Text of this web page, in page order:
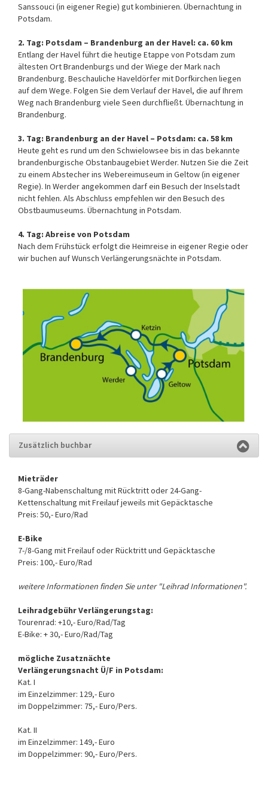
Sanssouci (in eigener Regie) gut kombinieren. Übernachtung in
Potsdam.
2. Tag: Potsdam – Brandenburg an der Havel: ca. 60 km
Entlang der Havel führt die heutige Etappe von Potsdam zum
ältesten Ort Brandenburgs und der Wiege der Mark nach
Brandenburg. Beschauliche Haveldörfer mit Dorfkirchen liegen
auf dem Wege. Folgen Sie dem Verlauf der Havel, die auf Ihrem
Weg nach Brandenburg viele Seen durchfließt. Übernachtung in
Brandenburg.
3. Tag: Brandenburg an der Havel – Potsdam: ca. 58 km
Heute geht es rund um den Schwielowsee bis in das bekannte
brandenburgische Obstanbaugebiet Werder. Nutzen Sie die Zeit
zu einem Abstecher ins Webereimuseum in Geltow (in eigener
Regie). In Werder angekommen darf ein Besuch der Inselstadt
nicht fehlen. Als Abschluss empfehlen wir den Besuch des
Obstbaumuseums. Übernachtung in Potsdam.
4. Tag: Abreise von Potsdam
Nach dem Frühstück erfolgt die Heimreise in eigener Regie oder
wir buchen auf Wunsch Verlängerungsnächte in Potsdam.
Zusätzlich buchbar
Mieträder
8-Gang-Nabenschaltung mit Rücktritt oder 24-Gang-
Kettenschaltung mit Freilauf jeweils mit Gepäcktasche
Preis: 50,- Euro/Rad
E-Bike
7-/8-Gang mit Freilauf oder Rücktritt und Gepäcktasche
Preis: 100,- Euro/Rad
weitere Informationen finden Sie unter "Leihrad Informationen".
Leihradgebühr Verlängerungstag:
Tourenrad: +10,- Euro/Rad/Tag
E-Bike: + 30,- Euro/Rad/Tag
mögliche Zusatznächte
Verlängerungsnacht Ü/F in Potsdam:
Kat. I
im Einzelzimmer: 129,- Euro
im Doppelzimmer: 75,- Euro/Pers.
Kat. II
im Einzelzimmer: 149,- Euro
im Doppelzimmer: 90,- Euro/Pers.